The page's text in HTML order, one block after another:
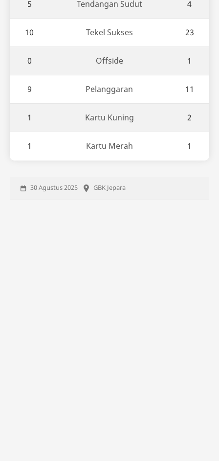
5 Tendangan Sudut 4
10 Tekel Sukses 23
0 Offside 1
9 Pelanggaran 11
1 Kartu Kuning 2
1 Kartu Merah 1
30 Agustus 2025 GBK Jepara